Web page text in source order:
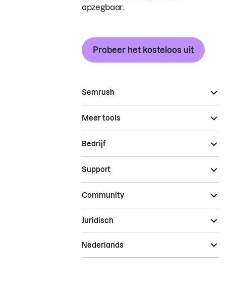
opzegbaar.
Probeer het kosteloos uit
Semrush
Meer tools
Bedrijf
Support
Community
Juridisch
Nederlands